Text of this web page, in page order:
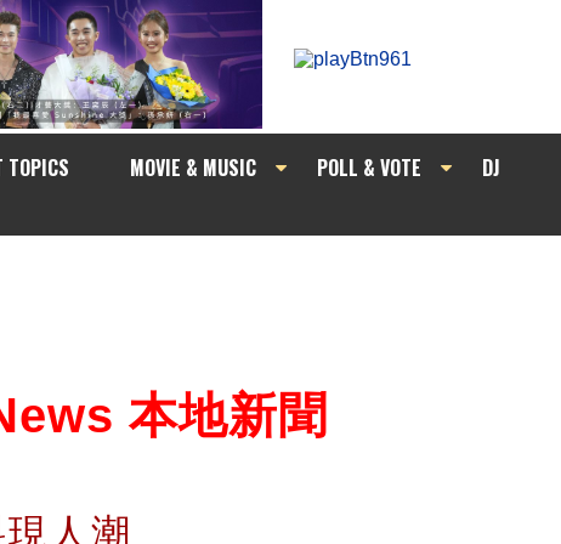
TOPICS MOVIE & MUSIC POLL & VOTE DJ
本地新聞
現人潮